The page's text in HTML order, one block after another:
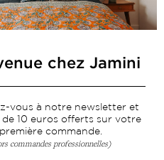
avec poésie et élégance
vous à notre newsletter
chez Jamini
vous à notre newsletter et
10 euros offerts sur votre
première commande.
commandes professionnelles)